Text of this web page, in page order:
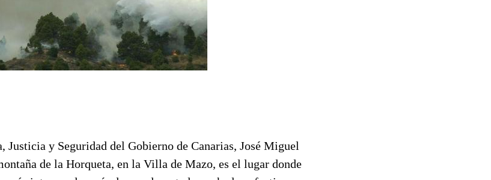
Justicia y Seguridad del Gobierno de Canarias, José Miguel
de la Horqueta, en la Villa de Mazo, es el lugar donde